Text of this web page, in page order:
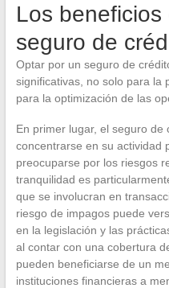
Los
seguro de
Optar por un seguro de
significativas, no solo para la
para la optimización de las
En primer lugar, el seguro
concentrarse en su actividad
preocuparse por los riesgos
tranquilidad es
que se involucran en
riesgo de impagos puede
en la legislación y las
al contar con una cobertura
pueden beneficiarse de un
instituciones financieras a